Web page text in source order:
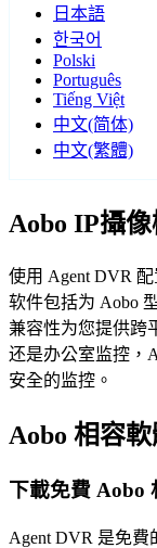
日本語
한국어
Polski
Português
Tiếng Việt
中文(简体)
中文(繁體)
Aobo IP攝
使用 Agent DVR
软件包括为 Aobo
兼容性为您提供跨
还是办公室监控，
安全的监控。
Aobo 相容
下載免費 Aobo
Agent DVR 是免